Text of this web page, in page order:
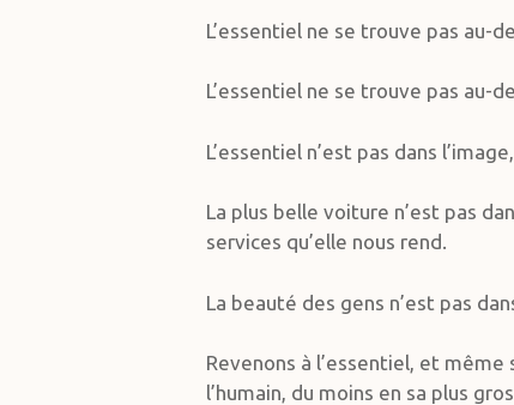
L’essentiel ne se trouve pas au-
L’essentiel ne se trouve pas au-
L’essentiel n’est pas dans
La plus belle voiture n’est pas
services qu’elle nous rend.
La beauté des gens n’est pas
Revenons à l’essentiel, et
l’humain, du moins en sa plus